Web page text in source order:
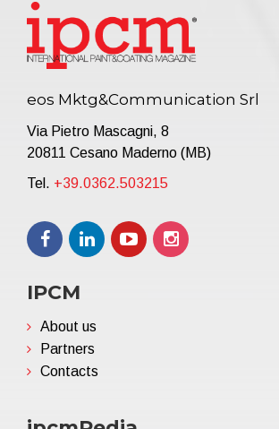
eos Mktg&Communication Srl
Via Pietro Mascagni, 8
20811 Cesano Maderno (MB)
Tel. +39.0362.503215
IPCM
About us
Partners
Contacts